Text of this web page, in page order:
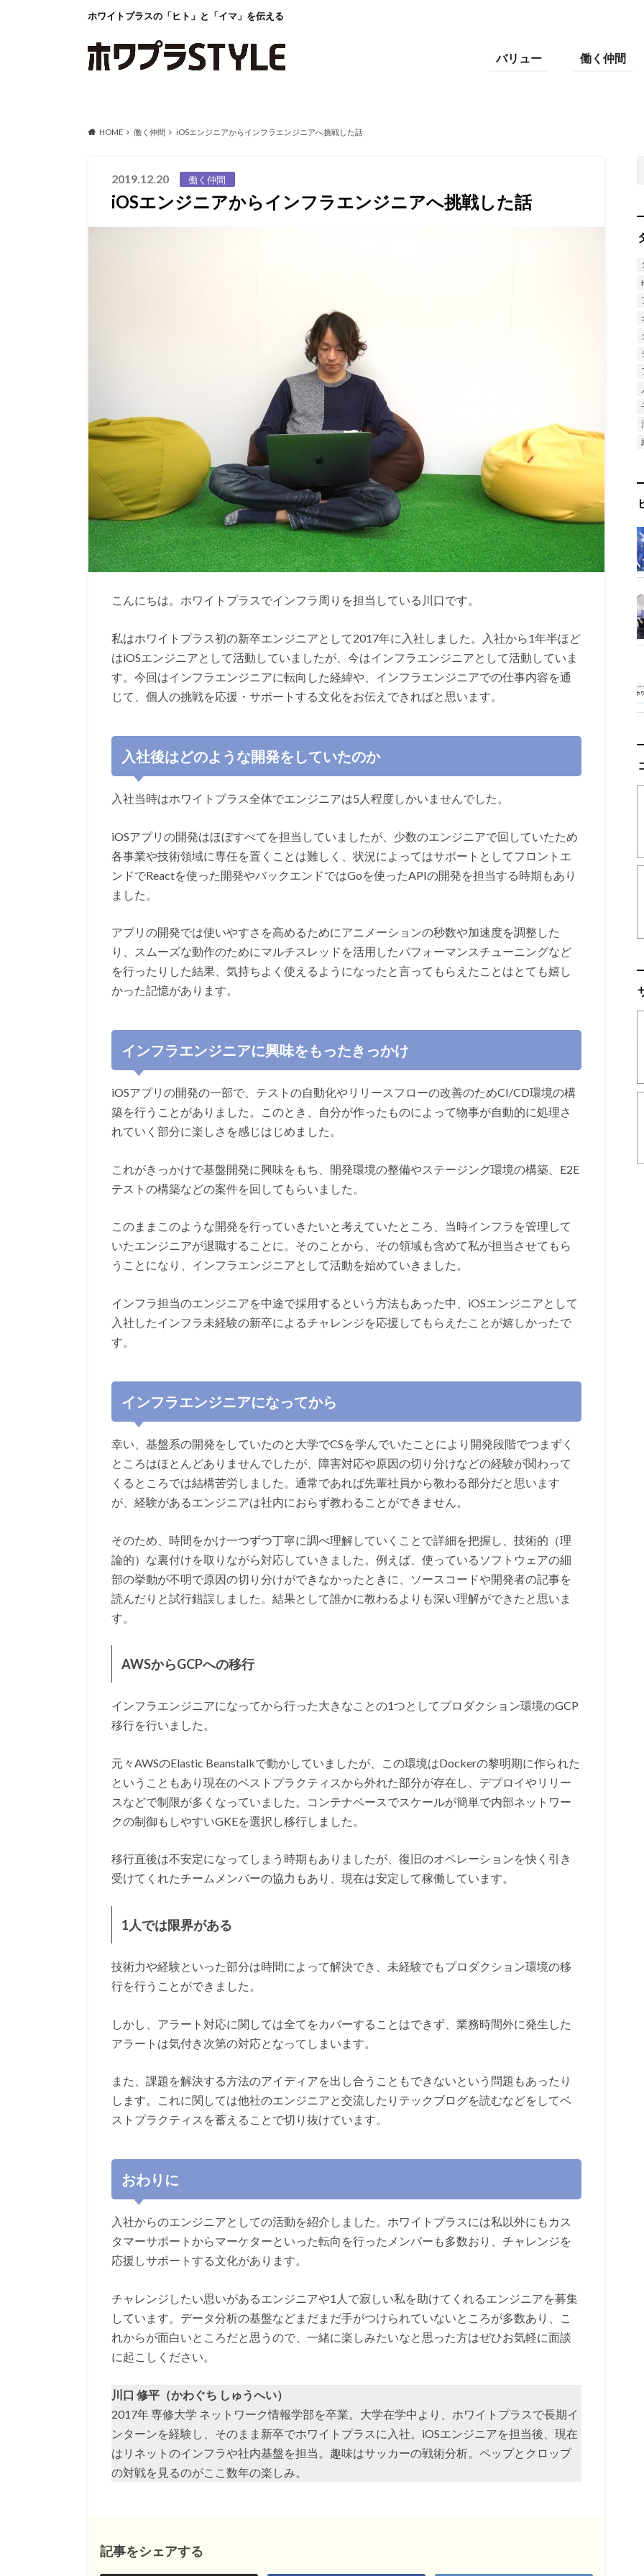
ホワイトプラスの「ヒト」と「イマ」を伝える
バリュー 働く仲間
HOME 働く仲間 iOSエンジニアからインフラエンジニアへ挑戦した話
2019.12.20 働く仲間
iOSエンジニアからインフラエンジニアへ挑戦した話
こんにちは。ホワイトプラスでインフラ周りを担当している川口です。
私はホワイトプラス初の新卒エンジニアとして2017年に入社しました。入社から1年半ほど
はiOSエンジニアとして活動していましたが、今はインフラエンジニアとして活動していま
す。今回はインフラエンジニアに転向した経緯や、インフラエンジニアでの仕事内容を通
じて、個人の挑戦を応援・サポートする文化をお伝えできればと思います。
入社後はどのような開発をしていたのか
入社当時はホワイトプラス全体でエンジニアは5人程度しかいませんでした。
iOSアプリの開発はほぼすべてを担当していましたが、少数のエンジニアで回していたため
各事業や技術領域に専任を置くことは難しく、状況によってはサポートとしてフロントエ
ンドでReactを使った開発やバックエンドではGoを使ったAPIの開発を担当する時期もあり
ました。
アプリの開発では使いやすさを高めるためにアニメーションの秒数や加速度を調整した
り、スムーズな動作のためにマルチスレッドを活用したパフォーマンスチューニングなど
を行ったりした結果、気持ちよく使えるようになったと言ってもらえたことはとても嬉し
かった記憶があります。
インフラエンジニアに興味をもったきっかけ
iOSアプリの開発の一部で、テストの自動化やリリースフローの改善のためCI/CD環境の構
築を行うことがありました。このとき、自分が作ったものによって物事が自動的に処理さ
れていく部分に楽しさを感じはじめました。
これがきっかけで基盤開発に興味をもち、開発環境の整備やステージング環境の構築、E2E
テストの構築などの案件を回してもらいました。
このままこのような開発を行っていきたいと考えていたところ、当時インフラを管理して
いたエンジニアが退職することに。そのことから、その領域も含めて私が担当させてもら
うことになり、インフラエンジニアとして活動を始めていきました。
インフラ担当のエンジニアを中途で採用するという方法もあった中、iOSエンジニアとして
入社したインフラ未経験の新卒によるチャレンジを応援してもらえたことが嬉しかったで
す。
インフラエンジニアになってから
幸い、基盤系の開発をしていたのと大学でCSを学んでいたことにより開発段階でつまずく
ところはほとんどありませんでしたが、障害対応や原因の切り分けなどの経験が関わって
くるところでは結構苦労しました。通常であれば先輩社員から教わる部分だと思います
が、経験があるエンジニアは社内におらず教わることができません。
そのため、時間をかけ一つずつ丁寧に調べ理解していくことで詳細を把握し、技術的（理
論的）な裏付けを取りながら対応していきました。例えば、使っているソフトウェアの細
部の挙動が不明で原因の切り分けができなかったときに、ソースコードや開発者の記事を
読んだりと試行錯誤しました。結果として誰かに教わるよりも深い理解ができたと思いま
す。
AWSからGCPへの移行
インフラエンジニアになってから行った大きなことの1つとしてプロダクション環境のGCP
移行を行いました。
元々AWSのElastic Beanstalkで動かしていましたが、この環境はDockerの黎明期に作られた
ということもあり現在のベストプラクティスから外れた部分が存在し、デプロイやリリー
スなどで制限が多くなっていました。コンテナベースでスケールが簡単で内部ネットワー
クの制御もしやすいGKEを選択し移行しました。
移行直後は不安定になってしまう時期もありましたが、復旧のオペレーションを快く引き
受けてくれたチームメンバーの協力もあり、現在は安定して稼働しています。
1人では限界がある
技術力や経験といった部分は時間によって解決でき、未経験でもプロダクション環境の移
行を行うことができました。
しかし、アラート対応に関しては全てをカバーすることはできず、業務時間外に発生した
アラートは気付き次第の対応となってしまいます。
また、課題を解決する方法のアイディアを出し合うこともできないという問題もあったり
します。これに関しては他社のエンジニアと交流したりテックブログを読むなどをしてベ
ストプラクティスを蓄えることで切り抜けています。
おわりに
入社からのエンジニアとしての活動を紹介しました。ホワイトプラスには私以外にもカス
タマーサポートからマーケターといった転向を行ったメンバーも多数おり、チャレンジを
応援しサポートする文化があります。
チャレンジしたい思いがあるエンジニアや1人で寂しい私を助けてくれるエンジニアを募集
しています。データ分析の基盤などまだまだ手がつけられていないところが多数あり、こ
れからが面白いところだと思うので、一緒に楽しみたいなと思った方はぜひお気軽に面談
に起こしください。
川口 修平（かわぐち しゅうへい）
2017年 専修大学 ネットワーク情報学部を卒業。大学在学中より、ホワイトプラスで長期イ
ンターンを経験し、そのまま新卒でホワイトプラスに入社。iOSエンジニアを担当後、現在
はリネットのインフラや社内基盤を担当。趣味はサッカーの戦術分析。ペップとクロップ
の対戦を見るのがここ数年の楽しみ。
記事をシェアする